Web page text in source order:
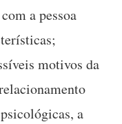
a pessoa
motivos da
a